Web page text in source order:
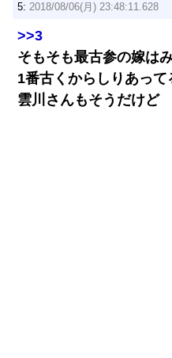
5: 2018/08/06(月) 23:48:11.628
>>3
そもそも最古参の嫁は
1番古くからしりあって
雲川さんもそうだけど